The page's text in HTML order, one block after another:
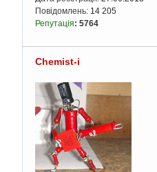
Повідомлень: 14 205
Репутація: 5764
Chemist-i